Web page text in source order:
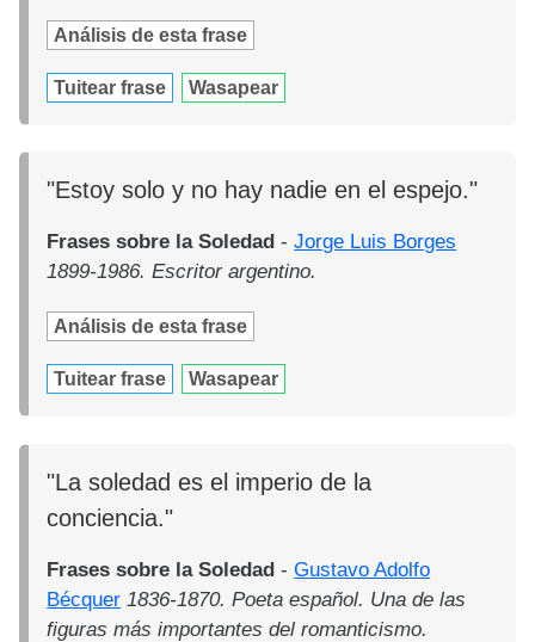
Análisis de esta frase
Tuitear frase Wasapear
"Estoy solo y no hay nadie en el espejo."
Frases sobre la Soledad -Jorge Luis Borges
1899-1986. Escritor argentino.
Análisis de esta frase
Tuitear frase Wasapear
"La soledad es el imperio de la
conciencia."
Frases sobre la Soledad -Gustavo Adolfo
Bécquer 1836-1870. Poeta español. Una de las
figuras más importantes del romanticismo.